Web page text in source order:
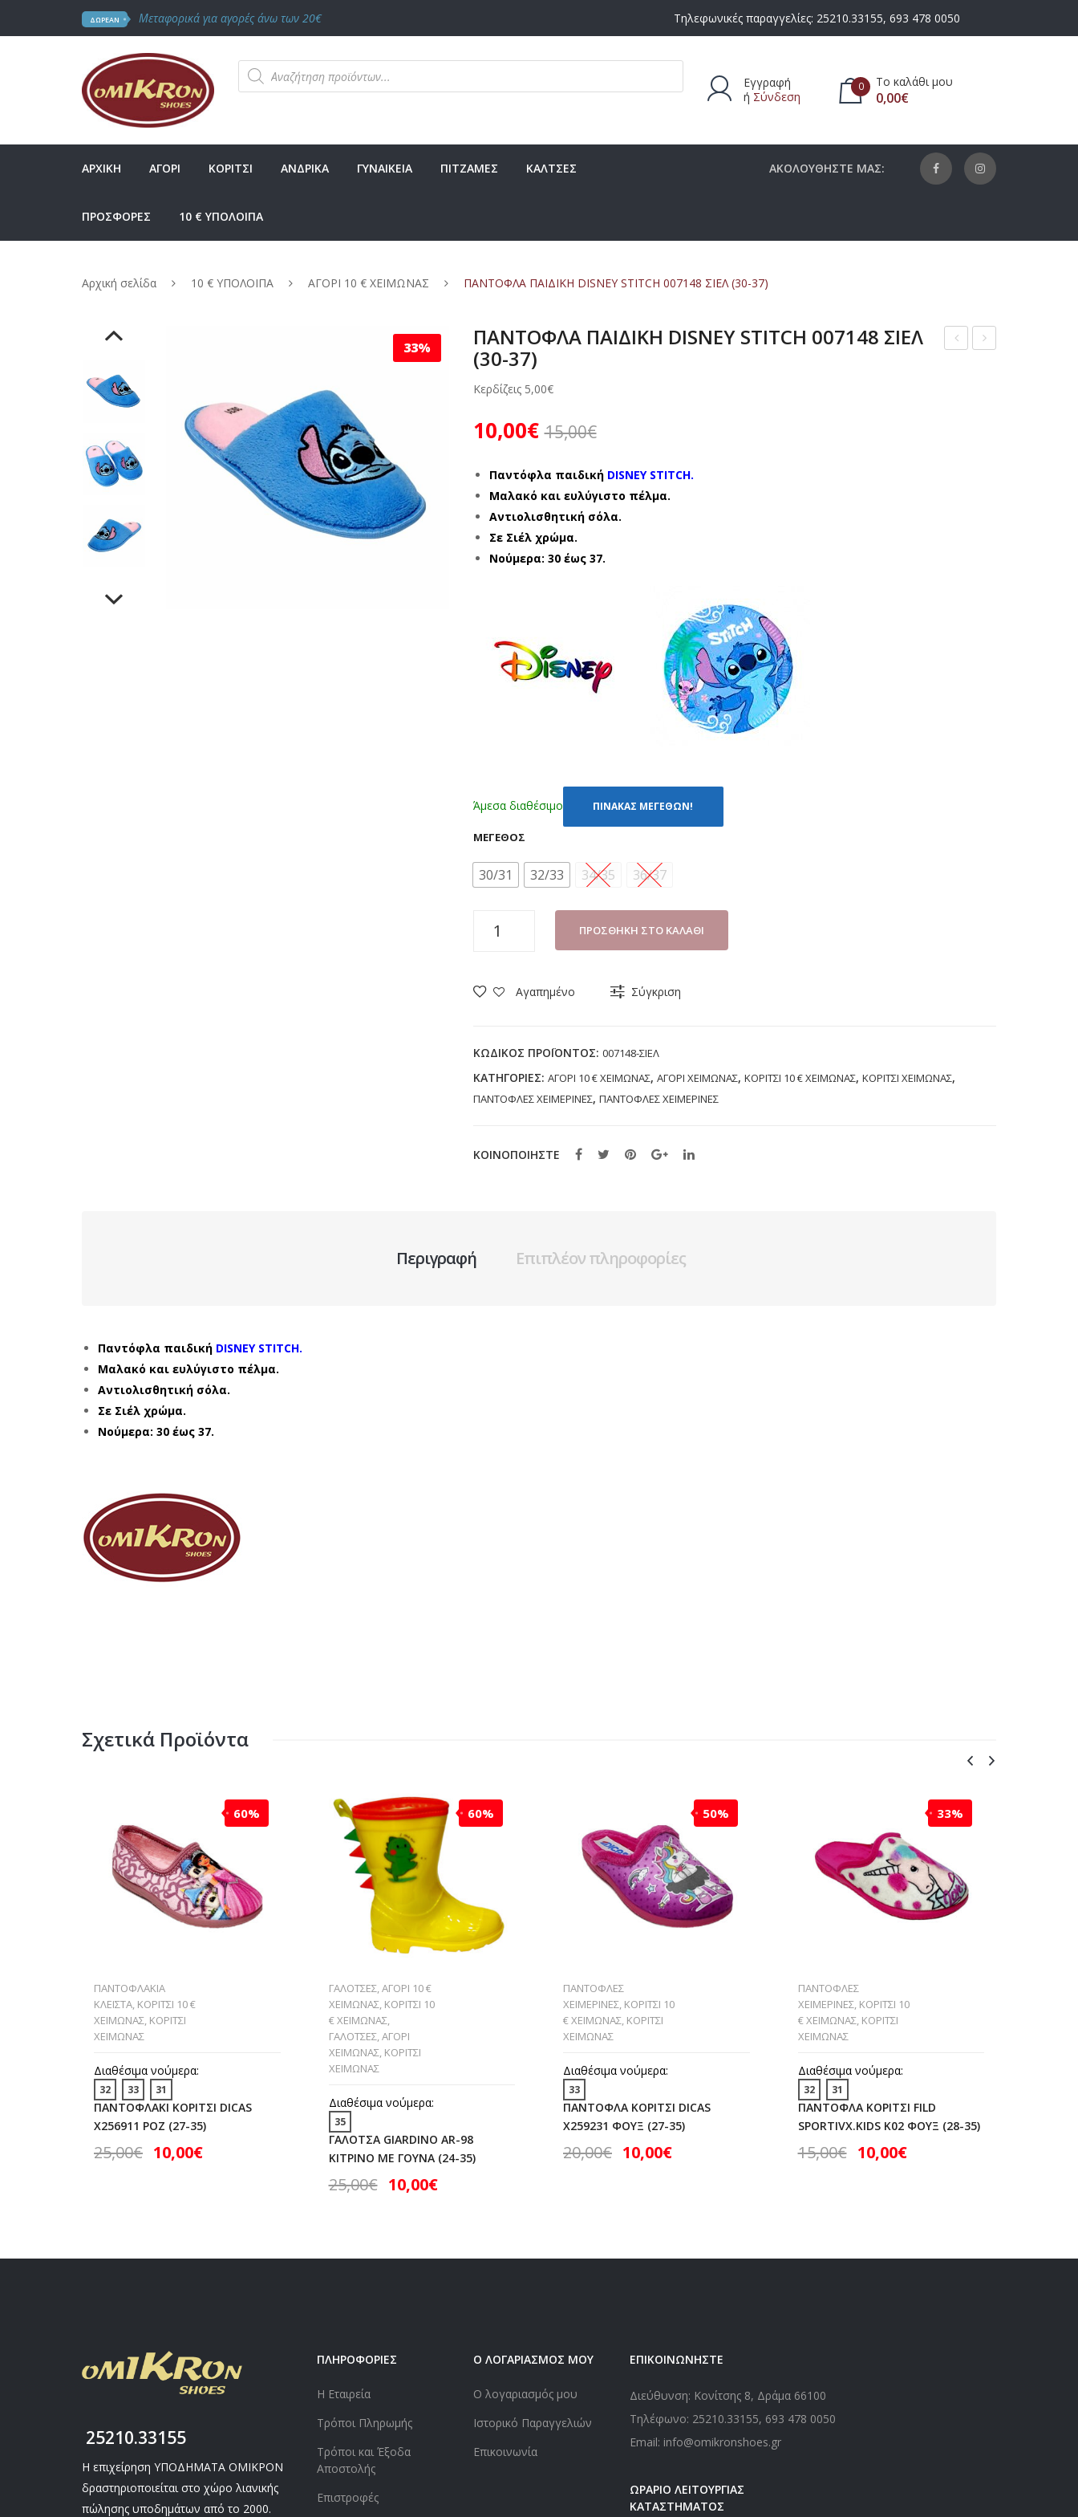
ΔΩΡΕΑΝ Μεταφορικά για αγορές άνω των 20€ Τηλεφωνικές παραγγελίες: 25210.33155, 693 478 0050
Products
search
Εγγραφή
ή Σύνδεση
0 Το καλάθι μου
0,00€
ΑΡΧΙΚΗ ΑΓΟΡΙ ΚΟΡΙΤΣΙ ΑΝΔΡΙΚΑ ΓΥΝΑΙΚΕΙΑ ΠΙΤΖΑΜΕΣ ΚΑΛΤΣΕΣ
ΠΡΟΣΦΟΡΕΣ 10 € ΥΠΟΛΟΙΠΑ
ΑΚΟΛΟΥΘΗΣΤΕ ΜΑΣ:
Αρχική σελίδα 10 € ΥΠΟΛΟΙΠΑ ΑΓΟΡΙ 10 € ΧΕΙΜΩΝΑΣ ΠΑΝΤΟΦΛΑ ΠΑΙΔΙΚΗ DISNEY STITCH 007148 ΣΙΕΛ (30-37)
33%
ΠΑΝΤΟΦΛΑ ΠΑΙΔΙΚΗ DISNEY STITCH 007148 ΣΙΕΛ
(30-37)
Κερδίζεις 5,00€
15,00€
10,00€
Παντόφλα παιδική DISNEY STITCH.
Μαλακό και ευλύγιστο πέλμα.
Αντιολισθητική σόλα.
Σε Σιέλ χρώμα.
Νούμερα: 30 έως 37.
Άμεσα διαθέσιμο ΠΙΝΑΚΑΣ ΜΕΓΕΘΩΝ!
ΜΈΓΕΘΟΣ
30/31 32/33 34/35 36/37
STITCH
(30-
ΠΡΟΣΘΉΚΗ ΣΤΟ ΚΑΛΆΘΙ
Αγαπημένο Σύγκριση
ΚΩΔΙΚΌΣ ΠΡΟΪΌΝΤΟΣ: 007148-ΣΙΕΛ
ΚΑΤΗΓΟΡΊΕΣ: ΑΓΟΡΙ 10 € ΧΕΙΜΩΝΑΣ, ΑΓΟΡΙ ΧΕΙΜΩΝΑΣ, ΚΟΡΙΤΣΙ 10 € ΧΕΙΜΩΝΑΣ, ΚΟΡΙΤΣΙ ΧΕΙΜΩΝΑΣ,
ΠΑΝΤΟΦΛΕΣ ΧΕΙΜΕΡΙΝΕΣ, ΠΑΝΤΟΦΛΕΣ ΧΕΙΜΕΡΙΝΕΣ
ΚΟΙΝΟΠΟΙΗΣΤΕ
Περιγραφή Επιπλέον πληροφορίες
Παντόφλα παιδική DISNEY STITCH.
Μαλακό και ευλύγιστο πέλμα.
Αντιολισθητική σόλα.
Σε Σιέλ χρώμα.
Νούμερα: 30 έως 37.
Σχετικά Προϊόντα
60%
ΠΑΝΤΟΦΛΑΚΙΑ
ΚΛΕΙΣΤΑ, ΚΟΡΙΤΣΙ 10 €
ΧΕΙΜΩΝΑΣ, ΚΟΡΙΤΣΙ
ΧΕΙΜΩΝΑΣ
Διαθέσιμα νούμερα:
32 33 31
ΠΑΝΤΟΦΛΑΚΙ ΚΟΡΙΤΣΙ DICAS
X256911 ΡΟΖ (27-35)
25,00€ 10,00€
60%
ΓΑΛΟΤΣΕΣ,ΑΓΟΡΙ 10 €
ΧΕΙΜΩΝΑΣ, ΚΟΡΙΤΣΙ 10
€ ΧΕΙΜΩΝΑΣ,
ΓΑΛΟΤΣΕΣ,ΑΓΟΡΙ
ΧΕΙΜΩΝΑΣ, ΚΟΡΙΤΣΙ
ΧΕΙΜΩΝΑΣ
Διαθέσιμα νούμερα:
35
ΓΑΛΟΤΣΑ GIARDINO AR-98
ΚΙΤΡΙΝΟ ΜΕ ΓΟΥΝΑ (24-35)
25,00€ 10,00€
50%
ΠΑΝΤΟΦΛΕΣ
ΧΕΙΜΕΡΙΝΕΣ, ΚΟΡΙΤΣΙ 10
€ ΧΕΙΜΩΝΑΣ, ΚΟΡΙΤΣΙ
ΧΕΙΜΩΝΑΣ
Διαθέσιμα νούμερα:
33
ΠΑΝΤΟΦΛΑ ΚΟΡΙΤΣΙ DICAS
X259231 ΦΟΥΞ (27-35)
20,00€ 10,00€
33%
ΠΑΝΤΟΦΛΕΣ
ΧΕΙΜΕΡΙΝΕΣ, ΚΟΡΙΤΣΙ 10
€ ΧΕΙΜΩΝΑΣ, ΚΟΡΙΤΣΙ
ΧΕΙΜΩΝΑΣ
Διαθέσιμα νούμερα:
32 31
ΠΑΝΤΟΦΛΑ ΚΟΡΙΤΣΙ FILD
SPORTIVX.KIDS K02 ΦΟΥΞ (28-35)
15,00€ 10,00€
25210.33155
Η επιχείρηση ΥΠΟΔΗΜΑΤΑ ΟΜΙΚΡΟΝ
δραστηριοποιείται στο χώρο λιανικής
πώλησης υποδημάτων από το 2000.
ΠΛΗΡΟΦΟΡΙΕΣ
Η Εταιρεία
Τρόποι Πληρωμής
Τρόποι και Έξοδα
Αποστολής
Επιστροφές
Ο ΛΟΓΑΡΙΑΣΜΟΣ ΜΟΥ
Ο λογαριασμός μου
Ιστορικό Παραγγελιών
Επικοινωνία
ΕΠΙΚΟΙΝΩΝΗΣΤΕ
Διεύθυνση: Κονίτσης 8, Δράμα 66100
Τηλέφωνο: 25210.33155, 693 478 0050
Email: info@omikronshoes.gr
ΩΡΑΡΙΟ ΛΕΙΤΟΥΡΓΙΑΣ
ΚΑΤΑΣΤΗΜΑΤΟΣ